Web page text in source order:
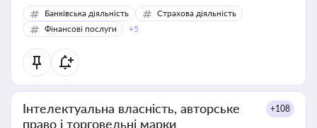
Банківська діяльність
Страхова діяльність
Фінансові послуги
+5
Інтелектуальна власність, авторське
право і торговельні марки
+108